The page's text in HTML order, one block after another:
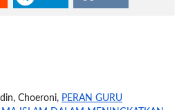
Choeroni, PERAN GURU